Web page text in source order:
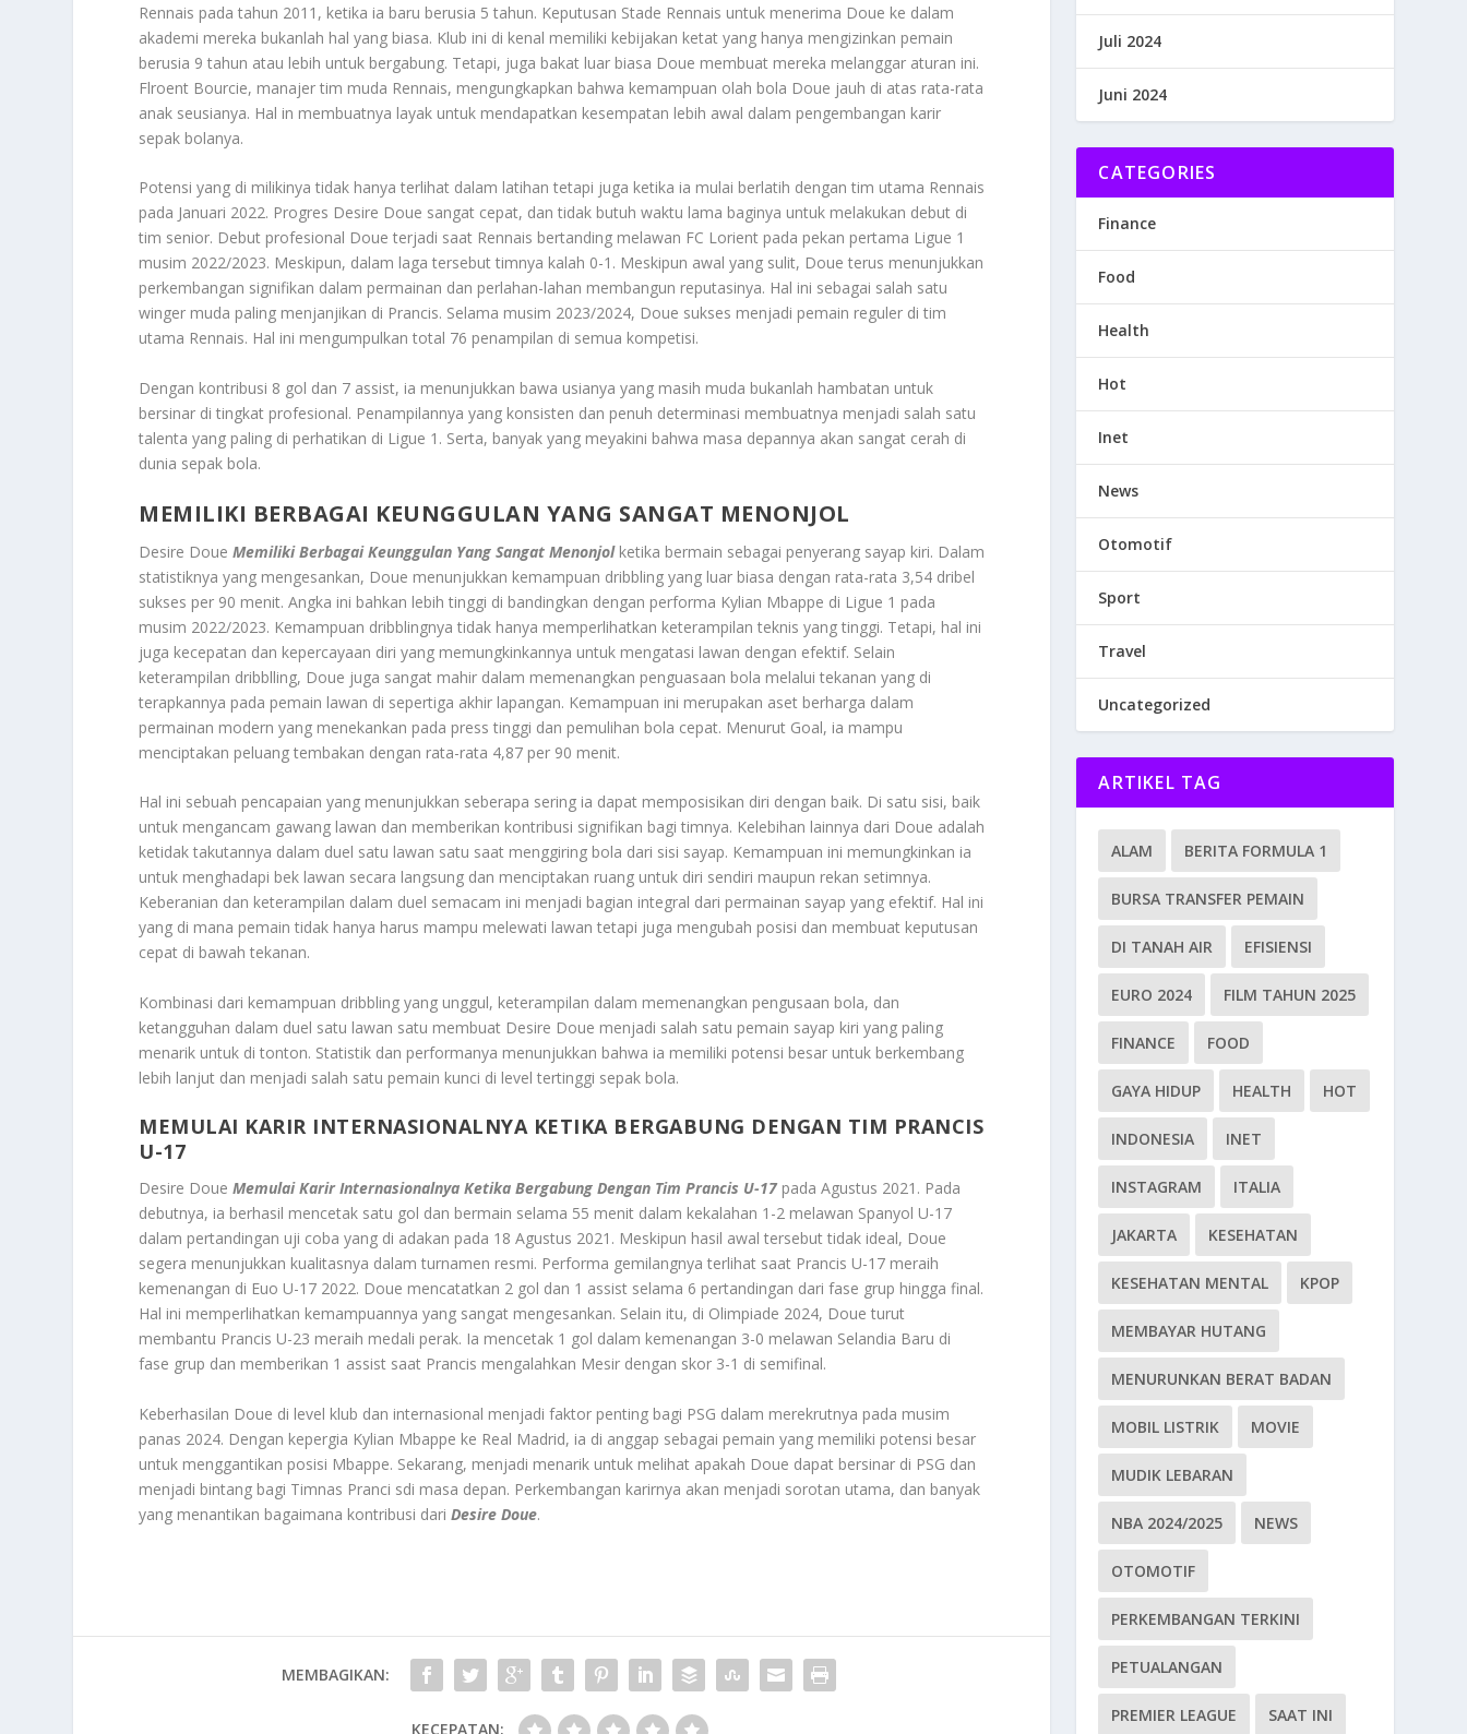
Rennais pada tahun 2011, ketika ia baru berusia 5 tahun. Keputusan Stade Rennais untuk menerima Doue ke dalam
akademi mereka bukanlah hal yang biasa. Klub ini di kenal memiliki kebijakan ketat yang hanya mengizinkan pemain
berusia 9 tahun atau lebih untuk bergabung. Tetapi, juga bakat luar biasa Doue membuat mereka melanggar aturan ini.
Flroent Bourcie, manajer tim muda Rennais, mengungkapkan bahwa kemampuan olah bola Doue jauh di atas rata-rata
anak seusianya. Hal in membuatnya layak untuk mendapatkan kesempatan lebih awal dalam pengembangan karir
sepak bolanya.
Potensi yang di milikinya tidak hanya terlihat dalam latihan tetapi juga ketika ia mulai berlatih dengan tim utama Rennais
pada Januari 2022. Progres Desire Doue sangat cepat, dan tidak butuh waktu lama baginya untuk melakukan debut di
tim senior. Debut profesional Doue terjadi saat Rennais bertanding melawan FC Lorient pada pekan pertama Ligue 1
musim 2022/2023. Meskipun, dalam laga tersebut timnya kalah 0-1. Meskipun awal yang sulit, Doue terus menunjukkan
perkembangan signifikan dalam permainan dan perlahan-lahan membangun reputasinya. Hal ini sebagai salah satu
winger muda paling menjanjikan di Prancis. Selama musim 2023/2024, Doue sukses menjadi pemain reguler di tim
utama Rennais. Hal ini mengumpulkan total 76 penampilan di semua kompetisi.
Dengan kontribusi 8 gol dan 7 assist, ia menunjukkan bawa usianya yang masih muda bukanlah hambatan untuk
bersinar di tingkat profesional. Penampilannya yang konsisten dan penuh determinasi membuatnya menjadi salah satu
talenta yang paling di perhatikan di Ligue 1. Serta, banyak yang meyakini bahwa masa depannya akan sangat cerah di
dunia sepak bola.
MEMILIKI BERBAGAI KEUNGGULAN YANG SANGAT MENONJOL
Desire DoueMemiliki Berbagai Keunggulan Yang Sangat Menonjolketika bermain sebagai penyerang sayap kiri. Dalam
statistiknya yang mengesankan, Doue menunjukkan kemampuan dribbling yang luar biasa dengan rata-rata 3,54 dribel
sukses per 90 menit. Angka ini bahkan lebih tinggi di bandingkan dengan performa Kylian Mbappe di Ligue 1 pada
musim 2022/2023. Kemampuan dribblingnya tidak hanya memperlihatkan keterampilan teknis yang tinggi. Tetapi, hal ini
juga kecepatan dan kepercayaan diri yang memungkinkannya untuk mengatasi lawan dengan efektif. Selain
keterampilan dribblling, Doue juga sangat mahir dalam memenangkan penguasaan bola melalui tekanan yang di
terapkannya pada pemain lawan di sepertiga akhir lapangan. Kemampuan ini merupakan aset berharga dalam
permainan modern yang menekankan pada press tinggi dan pemulihan bola cepat. Menurut Goal, ia mampu
menciptakan peluang tembakan dengan rata-rata 4,87 per 90 menit.
Hal ini sebuah pencapaian yang menunjukkan seberapa sering ia dapat memposisikan diri dengan baik. Di satu sisi, baik
untuk mengancam gawang lawan dan memberikan kontribusi signifikan bagi timnya. Kelebihan lainnya dari Doue adalah
ketidak takutannya dalam duel satu lawan satu saat menggiring bola dari sisi sayap. Kemampuan ini memungkinkan ia
untuk menghadapi bek lawan secara langsung dan menciptakan ruang untuk diri sendiri maupun rekan setimnya.
Keberanian dan keterampilan dalam duel semacam ini menjadi bagian integral dari permainan sayap yang efektif. Hal ini
yang di mana pemain tidak hanya harus mampu melewati lawan tetapi juga mengubah posisi dan membuat keputusan
cepat di bawah tekanan.
Kombinasi dari kemampuan dribbling yang unggul, keterampilan dalam memenangkan pengusaan bola, dan
ketangguhan dalam duel satu lawan satu membuat Desire Doue menjadi salah satu pemain sayap kiri yang paling
menarik untuk di tonton. Statistik dan performanya menunjukkan bahwa ia memiliki potensi besar untuk berkembang
lebih lanjut dan menjadi salah satu pemain kunci di level tertinggi sepak bola.
MEMULAI KARIR INTERNASIONALNYA KETIKA BERGABUNG DENGAN TIM PRANCIS
U-17
Desire DoueMemulai Karir Internasionalnya Ketika Bergabung Dengan Tim Prancis U-17pada Agustus 2021. Pada
debutnya, ia berhasil mencetak satu gol dan bermain selama 55 menit dalam kekalahan 1-2 melawan Spanyol U-17
dalam pertandingan uji coba yang di adakan pada 18 Agustus 2021. Meskipun hasil awal tersebut tidak ideal, Doue
segera menunjukkan kualitasnya dalam turnamen resmi. Performa gemilangnya terlihat saat Prancis U-17 meraih
kemenangan di Euo U-17 2022. Doue mencatatkan 2 gol dan 1 assist selama 6 pertandingan dari fase grup hingga final.
Hal ini memperlihatkan kemampuannya yang sangat mengesankan. Selain itu, di Olimpiade 2024, Doue turut
membantu Prancis U-23 meraih medali perak. Ia mencetak 1 gol dalam kemenangan 3-0 melawan Selandia Baru di
fase grup dan memberikan 1 assist saat Prancis mengalahkan Mesir dengan skor 3-1 di semifinal.
Keberhasilan Doue di level klub dan internasional menjadi faktor penting bagi PSG dalam merekrutnya pada musim
panas 2024. Dengan kepergia Kylian Mbappe ke Real Madrid, ia di anggap sebagai pemain yang memiliki potensi besar
untuk menggantikan posisi Mbappe. Sekarang, menjadi menarik untuk melihat apakah Doue dapat bersinar di PSG dan
menjadi bintang bagi Timnas Pranci sdi masa depan. Perkembangan karirnya akan menjadi sorotan utama, dan banyak
yang menantikan bagaimana kontribusi dariDesire Doue.
MEMBAGIKAN:
KECEPATAN:
Juli 2024
Juni 2024
CATEGORIES
Finance
Food
Health
Hot
Inet
News
Otomotif
Sport
Travel
Uncategorized
ARTIKEL TAG
ALAM BERITA FORMULA 1
BURSA TRANSFER PEMAIN
DI TANAH AIR EFISIENSI
EURO 2024 FILM TAHUN 2025
FINANCE FOOD
GAYA HIDUP HEALTH HOT
INDONESIA INET
INSTAGRAM ITALIA
JAKARTA KESEHATAN
KESEHATAN MENTAL KPOP
MEMBAYAR HUTANG
MENURUNKAN BERAT BADAN
MOBIL LISTRIK MOVIE
MUDIK LEBARAN
NBA 2024/2025 NEWS
OTOMOTIF
PERKEMBANGAN TERKINI
PETUALANGAN
PREMIER LEAGUE SAAT INI